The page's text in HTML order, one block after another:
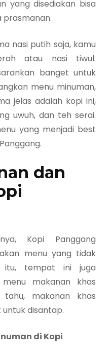
yang disediakan bisa
prasmanan.
nasi putih saja, kamu
atau nasi tiwul.
banget untuk
menu minuman,
jelas adalah kopi ini,
uwuh, dan teh serai.
yang menjadi best
dan
Kopi Panggang
menu yang tidak
itu, tempat ini juga
makanan khas
tahu, makanan khas
disantap.
di Kopi